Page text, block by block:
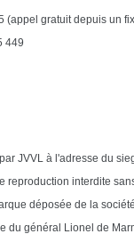
(appel gratuit depuis un
449
JVVL à l'adresse du
reproduction interdite
déposée de la
du général Lionel de